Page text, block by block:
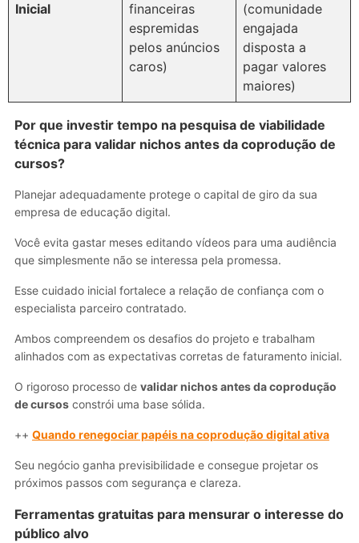
Inicial
financeiras
espremidas
pelos anúncios
caros)
(comunidade
engajada
disposta a
pagar valores
maiores)
Por que investir tempo na pesquisa de viabilidade
técnica para validar nichos antes da coprodução de
cursos?
Planejar adequadamente protege o capital de giro da sua
empresa de educação digital.
Você evita gastar meses editando vídeos para uma audiência
que simplesmente não se interessa pela promessa.
Esse cuidado inicial fortalece a relação de confiança com o
especialista parceiro contratado.
Ambos compreendem os desafios do projeto e trabalham
alinhados com as expectativas corretas de faturamento inicial.
O rigoroso processo de validar nichos antes da coprodução
de cursos constrói uma base sólida.
++ Quando renegociar papéis na coprodução digital ativa
Seu negócio ganha previsibilidade e consegue projetar os
próximos passos com segurança e clareza.
Ferramentas gratuitas para mensurar o interesse do
público alvo